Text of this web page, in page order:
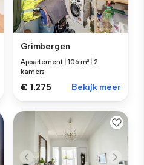
Grimbergen
Appartement |106 m²
2
kamers
€ 1.275 Bekijk meer